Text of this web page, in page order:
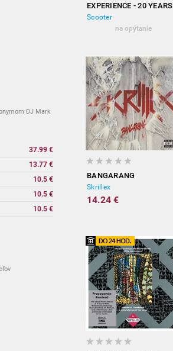
DJ Mark
37.99 €
13.77 €
10.5 €
10.5 €
10.5 €
EXPERIENCE - 20 YEARS
OF HARDCORE
(EXPANDED EDITION)
Scooter
na opýtanie
BANGARANG
Skrillex
14.24 €